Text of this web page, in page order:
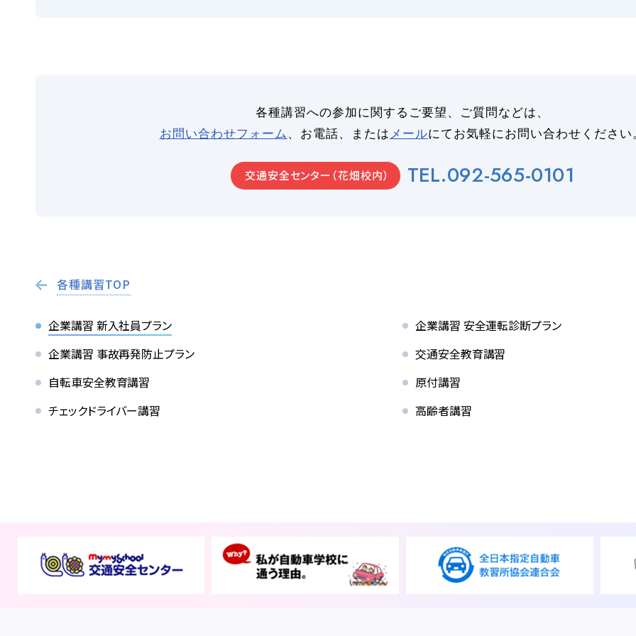
各種講習TOP
企業講習 新入社員プラン
企業講習 安全運転診断プラン
企業講習 事故再発防止プラン
交通安全教育講習
自転車安全教育講習
原付講習
チェックドライバー講習
高齢者講習
各種講習への参加に関するご要望、ご質問などは、
お問い合わせフォーム 、お電話、または メールにてお気軽にお問い合わせください
交通安全センター（花畑校内） TEL.092-565-0101